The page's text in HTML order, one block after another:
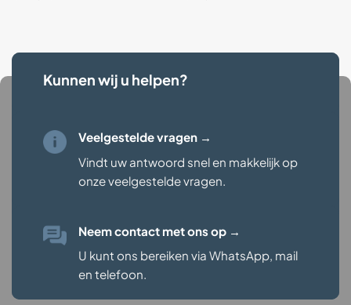
Kunnen wij u helpen?
Veelgestelde vragen →
Vindt uw antwoord snel en makkelijk op
onze veelgestelde vragen
Neem contact met ons op →
U kunt ons bereiken via WhatsApp, mail
en telefoon.